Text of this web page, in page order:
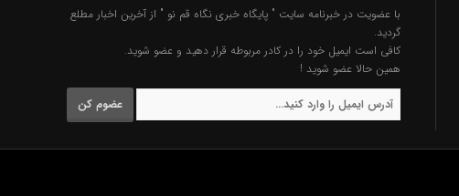
با عضویت در خبرنامه سایت " پایگاه خبری نگاه قم نو " از آخرین اخبار مطلع
گردید.
کافی است ایمیل خود را در کادر مربوطه قرار دهید و عضو شوید.
همین حالا عضو شوید !